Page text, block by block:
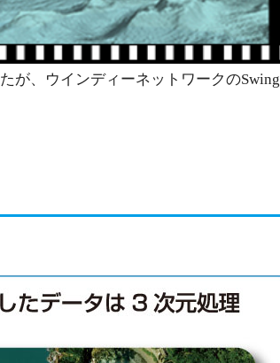
が、ウインディーネットワークのSwing